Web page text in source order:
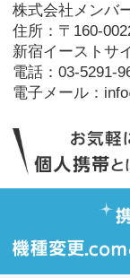
株式会社メンバ
住所：〒160-
新宿イーストサ
電話：03-5291-
電子メール：